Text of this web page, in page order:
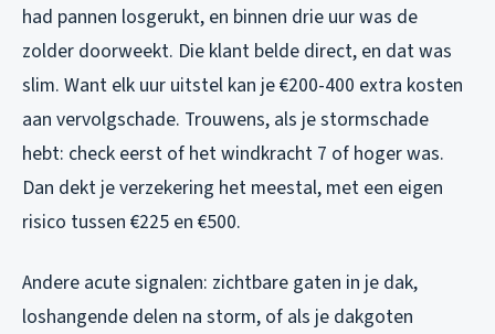
had pannen losgerukt, en binnen drie uur was de
zolder doorweekt. Die klant belde direct, en dat was
slim. Want elk uur uitstel kan je €200-400 extra kosten
aan vervolgschade. Trouwens, als je stormschade
hebt: check eerst of het windkracht 7 of hoger was.
Dan dekt je verzekering het meestal, met een eigen
risico tussen €225 en €500.
Andere acute signalen: zichtbare gaten in je dak,
loshangende delen na storm, of als je dakgoten